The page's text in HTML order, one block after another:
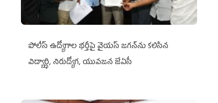
పోలీస్ ఉద్యోగాల భర్తీపై వైయస్ జగన్‌ను కలిసిన
విద్యార్థి, నిరుద్యోగ, యువజన జేఏసీ